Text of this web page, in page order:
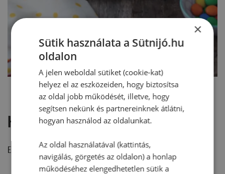
Hozzászólások
Ehhez a recepthez még nem érkezett hozzászólás.
×
Sütik használata a Sütnijó.hu
oldalon
A jelen weboldal sütiket (cookie-kat)
helyez el az eszközeiden, hogy biztosítsa
az oldal jobb működését, illetve, hogy
segítsen nekünk és partnereinknek átlátni,
hogyan használod az oldalunkat.
Az oldal használatával (kattintás,
navigálás, görgetés az oldalon) a honlap
működéséhez elengedhetetlen sütik a